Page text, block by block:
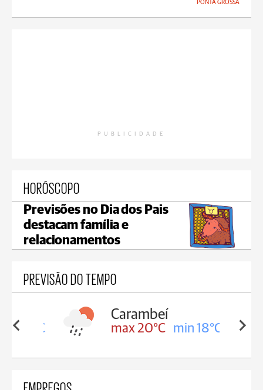
PONTA GROSSA
PUBLICIDADE
HORÓSCOPO
Previsões no Dia dos Pais
destacam família e
relacionamentos
PREVISÃO DO TEMPO
18°C
Carambeí
max 20°C min 18°C